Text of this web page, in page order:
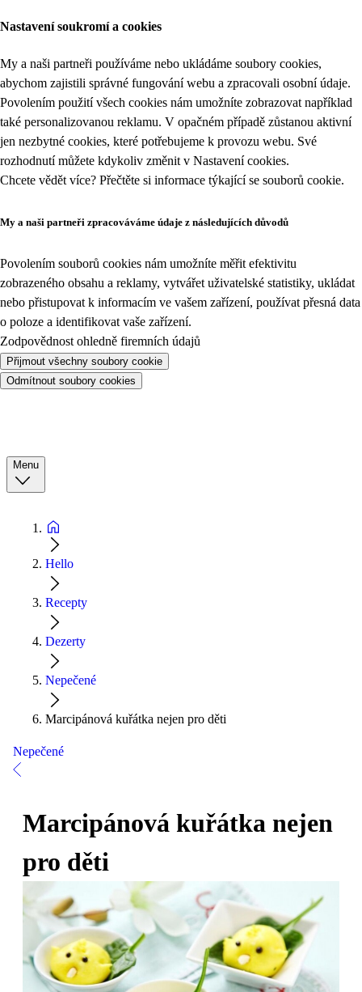
Nastavení soukromí a cookies
My a naši partneři používáme nebo ukládáme soubory cookies,
abychom zajistili správné fungování webu a zpracovali osobní údaje.
Povolením použití všech cookies nám umožníte zobrazovat například
také personalizovanou reklamu. V opačném případě zůstanou aktivní
jen nezbytné cookies, které potřebujeme k provozu webu. Své
rozhodnutí můžete kdykoliv změnit v Nastavení cookies.
Chcete vědět více? Přečtěte si informace týkající se souborů cookie.
My a naši partneři zpracováváme údaje z následujících důvodů
Povolením souborů cookies nám umožníte měřit efektivitu
zobrazeného obsahu a reklamy, vytvářet uživatelské statistiky, ukládat
nebo přistupovat k informacím ve vašem zařízení, používat přesná data
o poloze a identifikovat vaše zařízení.
Zodpovědnost ohledně firemních údajů
Přijmout všechny soubory cookie
Odmítnout soubory cookies
Menu
Hello
Recepty
Dezerty
Nepečené
Marcipánová kuřátka nejen pro děti
Nepečené
Marcipánová kuřátka nejen
pro děti